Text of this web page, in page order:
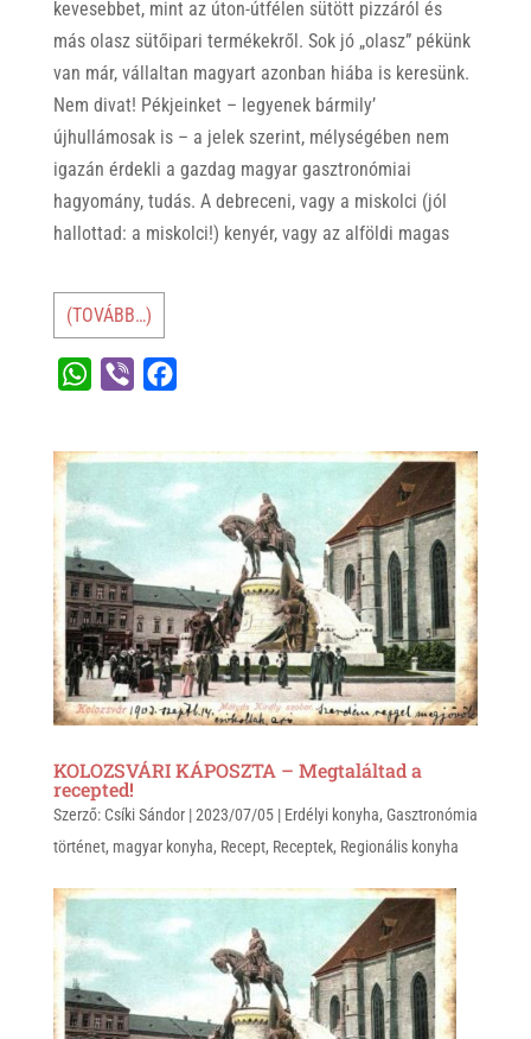
kevesebbet, mint az úton-útfélen sütött pizzáról és
más olasz sütőipari termékekről. Sok jó „olasz” pékünk
van már, vállaltan magyart azonban hiába is keresünk.
Nem divat! Pékjeinket – legyenek bármily’
újhullámosak is – a jelek szerint, mélységében nem
igazán érdekli a gazdag magyar gasztronómiai
hagyomány, tudás. A debreceni, vagy a miskolci (jól
hallottad: a miskolci!) kenyér, vagy az alföldi magas
(TOVÁBB…)
s
A
p
p
b
k
KOLOZSVÁRI KÁPOSZTA – Megtaláltad a
recepted!
Szerző: Csíki Sándor|2023/07/05| Erdélyi konyha, Gasztronómia
történet, magyar konyha, Recept, Receptek, Regionális konyha